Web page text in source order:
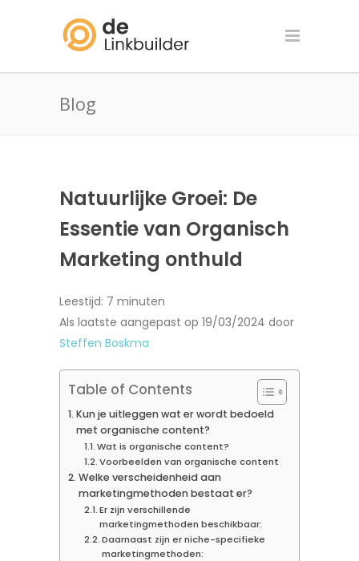
Blog
Natuurlijke Groei: De
Essentie van Organisch
Marketing onthuld
Leestijd: 7 minuten
Als laatste aangepast op 19/03/2024 door
Steffen Boskma
Table of Contents
Kun je uitleggen wat er wordt bedoeld
met organische content?
Wat is organische content?
Voorbeelden van organische content
Welke verscheidenheid aan
marketingmethoden bestaat er?
Er zijn verschillende
marketingmethoden beschikbaar:
Daarnaast zijn er niche-specifieke
marketingmethoden: